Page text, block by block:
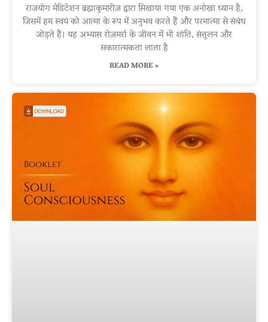
राजयोग मेडिटेशन ब्रह्माकुमारीज़ द्वारा सिखाया गया एक अनोखा ध्यान है,
जिसमें हम स्वयं को आत्मा के रूप में अनुभव करते हैं और परमात्मा से संबंध
जोड़ते हैं। यह अभ्यास रोज़मर्रा के जीवन में भी शांति, संतुलन और
सकारात्मकता लाता है
READ MORE »